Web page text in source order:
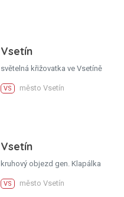
Vsetín
světelná křižovatka ve Vsetíně
VS město Vsetín
Vsetín
kruhový objezd gen. Klapálka
VS město Vsetín